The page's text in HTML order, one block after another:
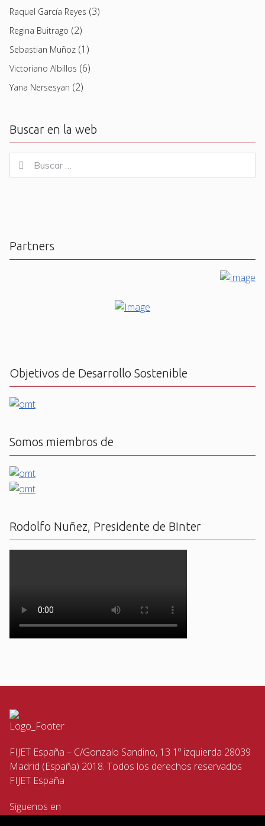
Raquel García Reyes (3)
Regina Buitrago (2)
Sebastian Muñoz (1)
Victoriano Albillos (6)
Yana Nersesyan (2)
Buscar en la web
for:
Buscar
Partners
Objetivos de Desarrollo Sostenible
Somos miembros de
Rodolfo Nuñez, Presidente de BInter
FIJET España – C/Gonzalo Sandino, 13 1º izquierda 28039
Madrid (España) 2018. Todos los derechos reservados
FIJET España
Siguenos en